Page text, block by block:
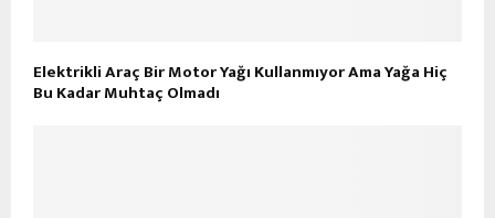
Elektrikli Araç Bir Motor Yağı Kullanmıyor Ama Yağa Hiç
Bu Kadar Muhtaç Olmadı